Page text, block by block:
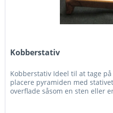
Kobberstativ
Kobberstativ Ideel til at tage
placere pyramiden med
overflade såsom en sten eller